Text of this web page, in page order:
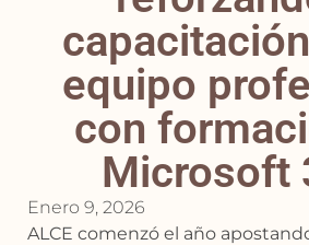
equipo
con
Microsoft
Enero 9, 2026
ALCE comenzó el año